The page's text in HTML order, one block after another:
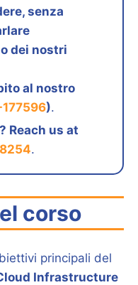
senza
dei nostri
al nostro
).
Reach us at
.
corso
principali del
Infrastructure